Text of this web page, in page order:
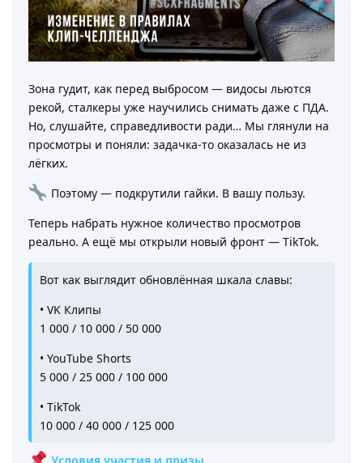
Зона гудит, как перед выбросом — видосы льются
рекой, сталкеры уже научились снимать даже с ПДА.
Но, слушайте, справедливости ради… Мы глянули на
просмотры и поняли: задачка-то оказалась не из
лёгких.
Поэтому — подкрутили гайки. В вашу пользу.
Теперь набрать нужное количество просмотров
реально. А ещё мы открыли новый фронт — TikTok.
Вот как выглядит обновлённая шкала славы:
• VK Клипы
1 000 / 10 000 / 50 000
• YouTube Shorts
5 000 / 25 000 / 100 000
• TikTok
10 000 / 40 000 / 125 000
Условия участия и призы